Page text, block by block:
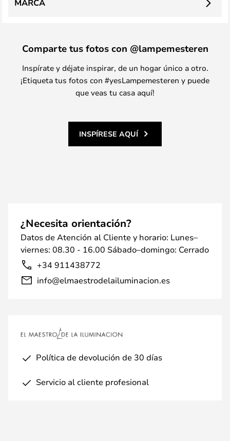
MARCA
Comparte tus fotos con @lampemesteren
Inspírate y déjate inspirar, de un hogar único a otro.
¡Etiqueta tus fotos con #yesLampemesteren y puede
que veas tu casa aquí!
INSPÍRESE AQUÍ
¿Necesita orientación?
Datos de Atención al Cliente y horario: Lunes–
viernes: 08.30 - 16.00 Sábado–domingo: Cerrado
+34 911438772
info@elmaestrodelailuminacion.es
Política de devolución de 30 días
Servicio al cliente profesional